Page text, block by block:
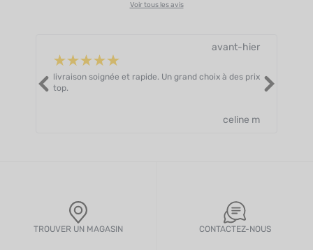
Voir tous les avis
avant-hier
livraison soignée et rapide. Un grand choix à des prix
top.
celine m
TROUVER UN MAGASIN CONTACTEZ-NOUS